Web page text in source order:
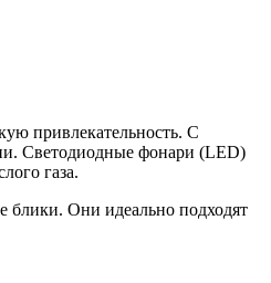
привлекательность. С
Светодиодные фонари (LЕD)
газа.
блики. Они идеально подходят